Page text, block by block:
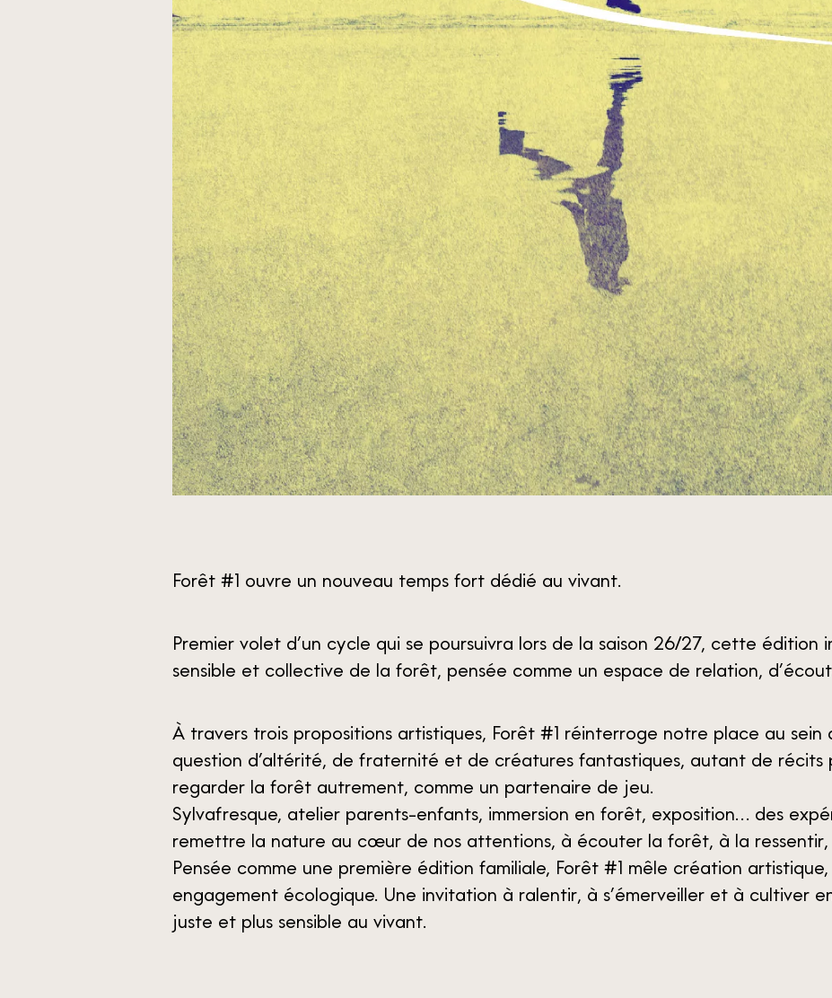
Forêt #1 ouvre un nouveau temps fort dédié au vivant.
Premier volet d’un cycle qui se poursuivra lors de la saison 26/27, cette édition
sensible et collective de la forêt, pensée comme un espace de relation,
À travers trois propositions artistiques, Forêt #1 réinterroge notre place au sein
question d’altérité, de fraternité et de créatures fantastiques, autant de récits
regarder la forêt autrement, comme un partenaire de jeu.
Sylvafresque, atelier parents-enfants, immersion en forêt, exposition… des
remettre la nature au cœur de nos attentions, à écouter la forêt, à la ressentir,
Pensée comme une première édition familiale, Forêt #1 mêle création
engagement écologique. Une invitation à ralentir, à s’émerveiller et à cultiver
juste et plus sensible au vivant.